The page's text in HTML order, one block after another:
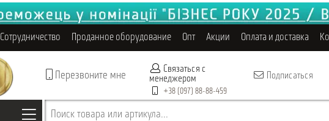
Сотрудничество Проданное оборудование Опт Акции Оплата и доставка
Перезвоните мне
Связаться с
менеджером
+38 (097) 88-88-459
Подписаться
Поиск товара или артикула...